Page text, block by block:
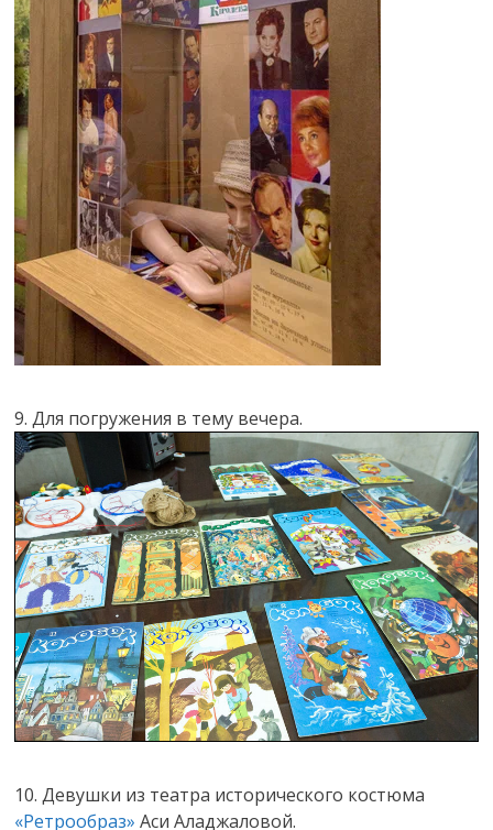
9. Для погружения в тему вечера.
10. Девушки из театра исторического костюма
«Ретрообраз» Аси Аладжаловой.